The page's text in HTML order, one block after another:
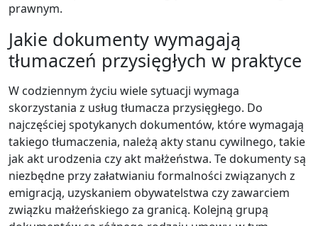
prawnym.
Jakie dokumenty wymagają
tłumaczeń przysięgłych w praktyce
W codziennym życiu wiele sytuacji wymaga
skorzystania z usług tłumacza przysięgłego. Do
najczęściej spotykanych dokumentów, które wymagają
takiego tłumaczenia, należą akty stanu cywilnego, takie
jak akt urodzenia czy akt małżeństwa. Te dokumenty są
niezbędne przy załatwianiu formalności związanych z
emigracją, uzyskaniem obywatelstwa czy zawarciem
związku małżeńskiego za granicą. Kolejną grupą